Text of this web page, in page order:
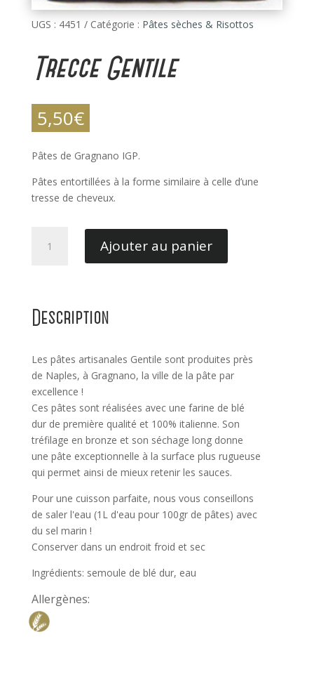
UGS : 4451 Catégorie : Pâtes sèches & Risottos
Trecce Gentile
5,50€
Pâtes de Gragnano IGP.
Pâtes entortillées à la forme similaire à celle d’une
tresse de cheveux.
Ajouter au panier
Description
Les pâtes artisanales Gentile sont produites près
de Naples, à Gragnano, la ville de la pâte par
excellence !
Ces pâtes sont réalisées avec une farine de blé
dur de première qualité et 100% italienne. Son
tréfilage en bronze et son séchage long donne
une pâte exceptionnelle à la surface plus rugueuse
qui permet ainsi de mieux retenir les sauces.
Pour une cuisson parfaite, nous vous conseillons
de saler l'eau (1L d'eau pour 100gr de pâtes) avec
du sel marin !
Conserver dans un endroit froid et sec
Ingrédients: semoule de blé dur, eau
Allergènes: